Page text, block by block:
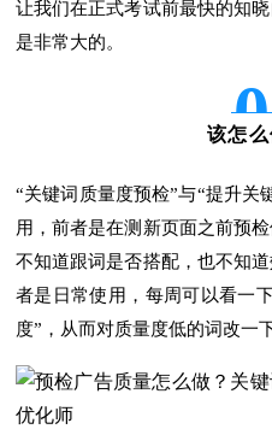
让我们在正式考试前最快的知
是非常大的。
该怎么
“关键词质量度预检”与“提升关
用，前者是在测新页面之前预
不知道跟词是否搭配，也不知
者是日常使用，每周可以看一
度”，从而对质量度低的词改一